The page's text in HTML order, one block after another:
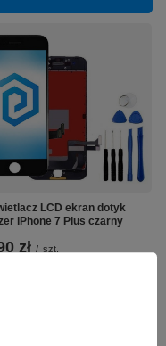
LCD ekran dotyk
iPhone 7 Plus czarny
zł / szt.